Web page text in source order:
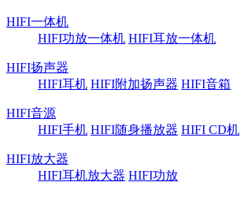
HIFI一体机
HIFI功放一体机 HIFI耳放一体机
HIFI扬声器
HIFI耳机 HIFI附加扬声器 HIFI音箱
HIFI音源
HIFI手机 HIFI随身播放器 HIFI CD机
HIFI放大器
HIFI耳机放大器 HIFI功放